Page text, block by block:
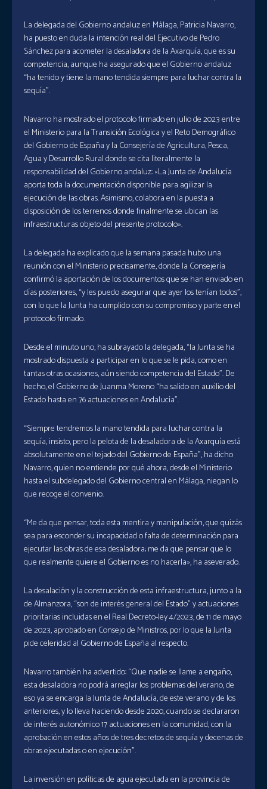
La delegada del Gobierno andaluz en Málaga, Patricia Navarro,
ha puesto en duda la intención real del Ejecutivo de Pedro
Sánchez para acometer la desaladora de la Axarquía, que es su
competencia, aunque ha asegurado que el Gobierno andaluz
“ha tenido y tiene la mano tendida siempre para luchar contra la
sequía”.
Navarro ha mostrado el protocolo firmado en julio de 2023 entre
el Ministerio para la Transición Ecológica y el Reto Demográfico
del Gobierno de España y la Consejería de Agricultura, Pesca,
Agua y Desarrollo Rural donde se cita literalmente la
responsabilidad del Gobierno andaluz: «La Junta de Andalucía
aporta toda la documentación disponible para agilizar la
ejecución de las obras. Asimismo, colabora en la puesta a
disposición de los terrenos donde finalmente se ubican las
infraestructuras objeto del presente protocolo».
La delegada ha explicado que la semana pasada hubo una
reunión con el Ministerio precisamente, donde la Consejería
confirmó la aportación de los documentos que se han enviado en
días posteriores, “y les puedo asegurar que ayer los tenían todos”,
con lo que la Junta ha cumplido con su compromiso y parte en el
protocolo firmado.
Desde el minuto uno, ha subrayado la delegada, “la Junta se ha
mostrado dispuesta a participar en lo que se le pida, como en
tantas otras ocasiones, aún siendo competencia del Estado”. De
hecho, el Gobierno de Juanma Moreno “ha salido en auxilio del
Estado hasta en 76 actuaciones en Andalucía”.
“Siempre tendremos la mano tendida para luchar contra la
sequía, insisto, pero la pelota de la desaladora de la Axarquía está
absolutamente en el tejado del Gobierno de España”, ha dicho
Navarro, quien no entiende por qué ahora, desde el Ministerio
hasta el subdelegado del Gobierno central en Málaga, niegan lo
que recoge el convenio.
“Me da que pensar, toda esta mentira y manipulación, que quizás
sea para esconder su incapacidad o falta de determinación para
ejecutar las obras de esa desaladora; me da que pensar que lo
que realmente quiere el Gobierno es no hacerla», ha aseverado.
La desalación y la construcción de esta infraestructura, junto a la
de Almanzora, “son de interés general del Estado” y actuaciones
prioritarias incluidas en el Real Decreto-ley 4/2023, de 11 de mayo
de 2023, aprobado en Consejo de Ministros, por lo que la Junta
pide celeridad al Gobierno de España al respecto.
Navarro también ha advertido: “Que nadie se llame a engaño,
esta desaladora no podrá arreglar los problemas del verano, de
eso ya se encarga la Junta de Andalucía, de este verano y de los
anteriores, y lo lleva haciendo desde 2020, cuando se declararon
de interés autonómico 17 actuaciones en la comunidad, con la
aprobación en estos años de tres decretos de sequía y decenas de
obras ejecutadas o en ejecución”.
La inversión en políticas de agua ejecutada en la provincia de